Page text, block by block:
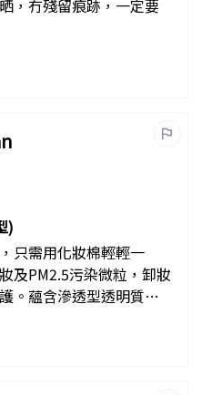
，冇殘留痕跡，一定要
)
只需用化妝棉輕輕一
及PM2.5污染微粒，卸妝
。蘊含滲透型透明質